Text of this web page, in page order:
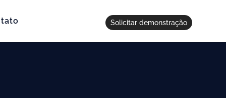
Solicitar demonstração